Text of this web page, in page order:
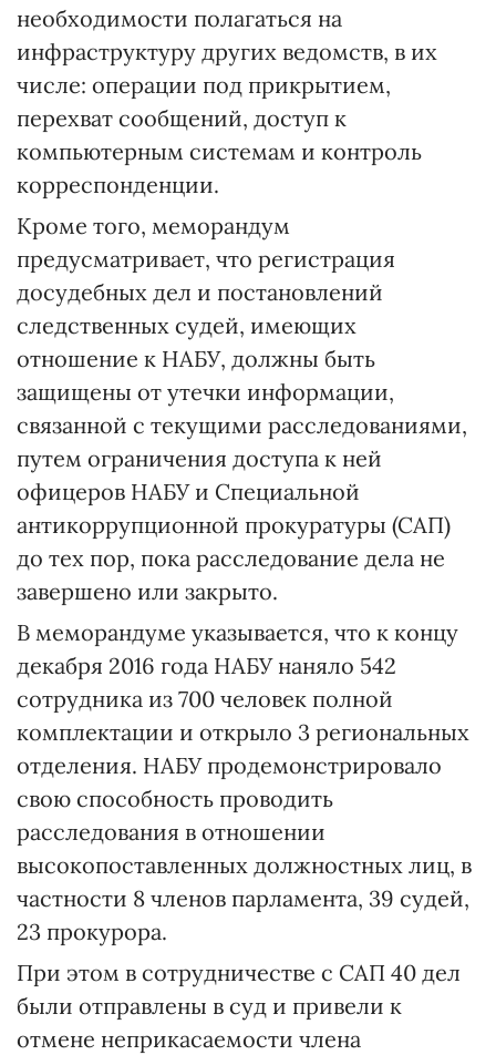
необходимости полагаться на
инфраструктуру других ведомств, в их
числе: операции под прикрытием,
перехват сообщений, доступ к
компьютерным системам и контроль
корреспонденции.
Кроме того, меморандум
предусматривает, что регистрация
досудебных дел и постановлений
следственных судей, имеющих
отношение к НАБУ, должны быть
защищены от утечки информации,
связанной с текущими расследованиями,
путем ограничения доступа к ней
офицеров НАБУ и Специальной
антикоррупционной прокуратуры (САП)
до тех пор, пока расследование дела не
завершено или закрыто.
В меморандуме указывается, что к концу
декабря 2016 года НАБУ наняло 542
сотрудника из 700 человек полной
комплектации и открыло 3 региональных
отделения. НАБУ продемонстрировало
свою способность проводить
расследования в отношении
высокопоставленных должностных лиц, в
частности 8 членов парламента, 39 судей,
23 прокурора.
При этом в сотрудничестве с САП 40 дел
были отправлены в суд и привели к
отмене неприкасаемости члена